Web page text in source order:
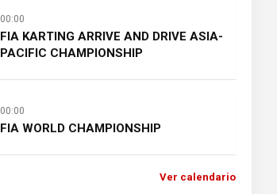
00:00
FIA KARTING ARRIVE AND DRIVE ASIA-
PACIFIC CHAMPIONSHIP
00:00
FIA WORLD CHAMPIONSHIP
Ver calendario